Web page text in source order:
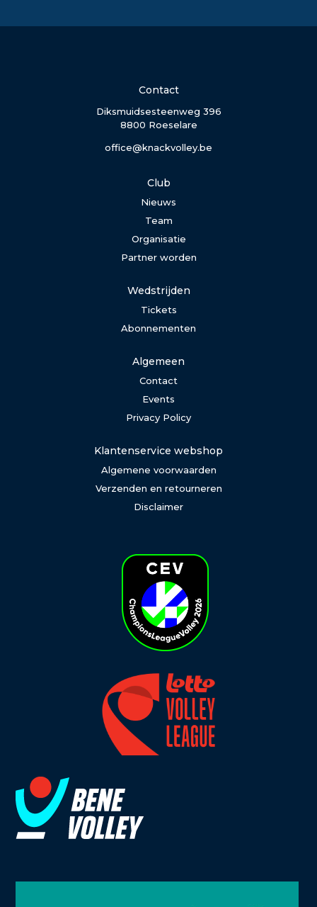
Contact
Diksmuidsesteenweg 396
8800 Roeselare
office@knackvolley.be
Club
Nieuws
Team
Organisatie
Partner worden
Wedstrijden
Tickets
Abonnementen
Algemeen
Contact
Events
Privacy Policy
Klantenservice webshop
Algemene voorwaarden
Verzenden en retourneren
Disclaimer